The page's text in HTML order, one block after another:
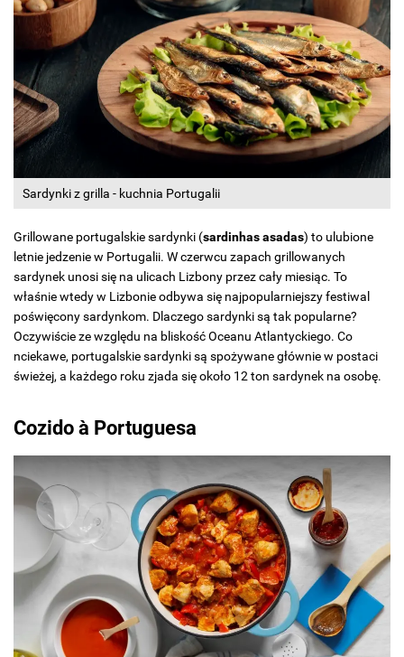
Sardynki z grilla - kuchnia Portugalii
Grillowane portugalskie sardynki (sardinhas asadas) to ulubione
letnie jedzenie w Portugalii. W czerwcu zapach grillowanych
sardynek unosi się na ulicach Lizbony przez cały miesiąc. To
właśnie wtedy w Lizbonie odbywa się najpopularniejszy festiwal
poświęcony sardynkom. Dlaczego sardynki są tak popularne?
Oczywiście ze względu na bliskość Oceanu Atlantyckiego. Co
nciekawe, portugalskie sardynki są spożywane głównie w postaci
świeżej, a każdego roku zjada się około 12 ton sardynek na osobę.
Cozido à Portuguesa